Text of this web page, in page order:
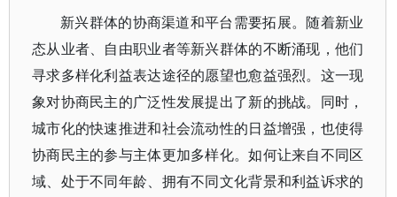
新兴群体的协商渠道和平台需要拓展。随着新业
态从业者、自由职业者等新兴群体的不断涌现，他们
寻求多样化利益表达途径的愿望也愈益强烈。这一现
象对协商民主的广泛性发展提出了新的挑战。同时，
城市化的快速推进和社会流动性的日益增强，也使得
协商民主的参与主体更加多样化。如何让来自不同区
域、处于不同年龄、拥有不同文化背景和利益诉求的